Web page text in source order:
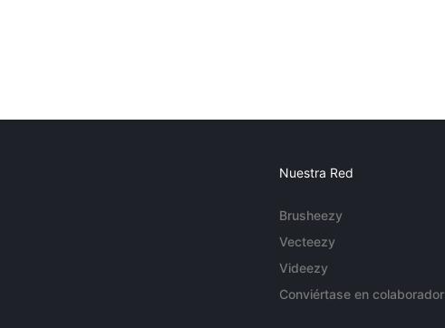
Nuestra Red
Brusheezy
Vecteezy
Videezy
Conviértase en colaborador